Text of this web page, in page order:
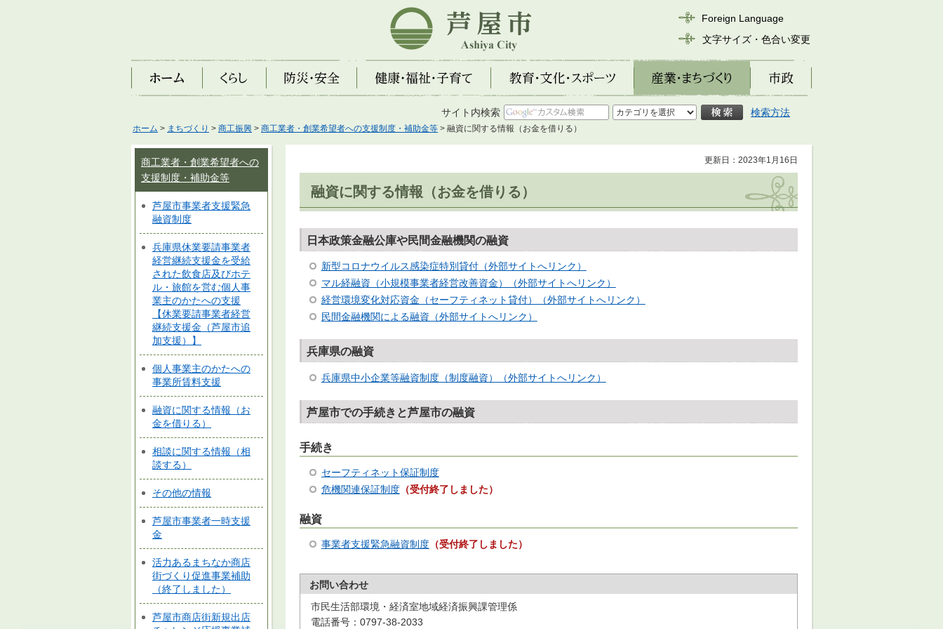
芦屋市
Foreign Language
文字サイズ・色合い変更
ホーム くらし 防災・安全 健康・福祉・子育て 教育・文化・スポーツ 産業・まちづくり 市政
サイト内検索 検索方法
ホーム > まちづくり > 商工振興 > 商工業者・創業希望者への支援制度・補助金等 > 融資に関する情報（お金を借りる）
商工業者・創業希望者への
支援制度・補助金等
芦屋市事業者支援緊急
融資制度
兵庫県休業要請事業者
経営継続支援金を受給
された飲食店及びホテ
ル・旅館を営む個人事
業主のかたへの支援
【休業要請事業者経営
継続支援金（芦屋市追
加支援）】
個人事業主のかたへの
事業所賃料支援
融資に関する情報（お
金を借りる）
相談に関する情報（相
談する）
その他の情報
芦屋市事業者一時支援
金
活力あるまちなか商店
街づくり促進事業補助
（終了しました）
芦屋市商店街新規出店
更新日：2023年1月16日
融資に関する情報（お金を借りる）
日本政策金融公庫や民間金融機関の融資
新型コロナウイルス感染症特別貸付（外部サイトへリンク）
マル経融資（小規模事業者経営改善資金）（外部サイトへリンク）
経営環境変化対応資金（セーフティネット貸付）（外部サイトへリンク）
民間金融機関による融資（外部サイトへリンク）
兵庫県の融資
兵庫県中小企業等融資制度（制度融資）（外部サイトへリンク）
芦屋市での手続きと芦屋市の融資
手続き
セーフティネット保証制度
危機関連保証制度（受付終了しました）
融資
事業者支援緊急融資制度（受付終了しました）
お問い合わせ
市民生活部環境・経済室地域経済振興課管理係
電話番号：0797-38-2033